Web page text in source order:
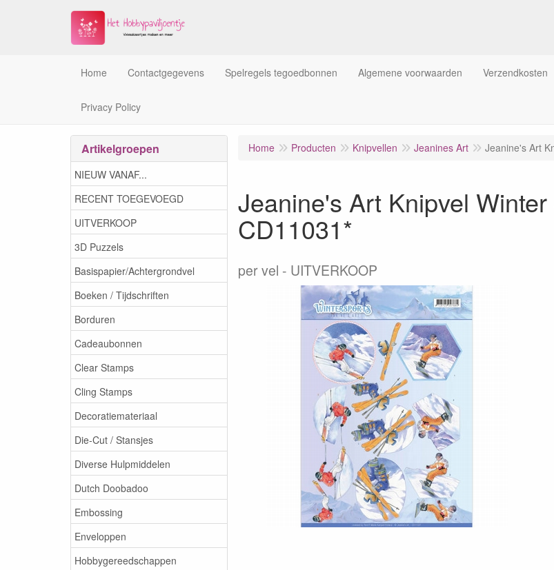
Home Contactgegevens Spelregels tegoedbonnen Algemene voorwaarden Verzendkosten
Privacy Policy
Artikelgroepen
NIEUW VANAF...
RECENT TOEGEVOEGD
UITVERKOOP
3D Puzzels
Basispapier/Achtergrondvel
Boeken / Tijdschriften
Borduren
Cadeaubonnen
Clear Stamps
Cling Stamps
Decoratiemateriaal
Die-Cut / Stansjes
Diverse Hulpmiddelen
Dutch Doobadoo
Embossing
Enveloppen
Hobbygereedschappen
Home Producten Knipvellen Jeanines Art Jeanine's Art
Jeanine's Art Knipvel
CD11031*
per vel UITVERKOOP